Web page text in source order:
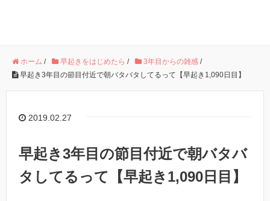
ホーム / 早起きをはじめたら / 3年目からの雑感 /
早起き3年目の節目付近で朝バタバタしてるって【早起き1,090日目】
2019.02.27
早起き3年目の節目付近で朝バタバ
タしてるって【早起き1,090日目】